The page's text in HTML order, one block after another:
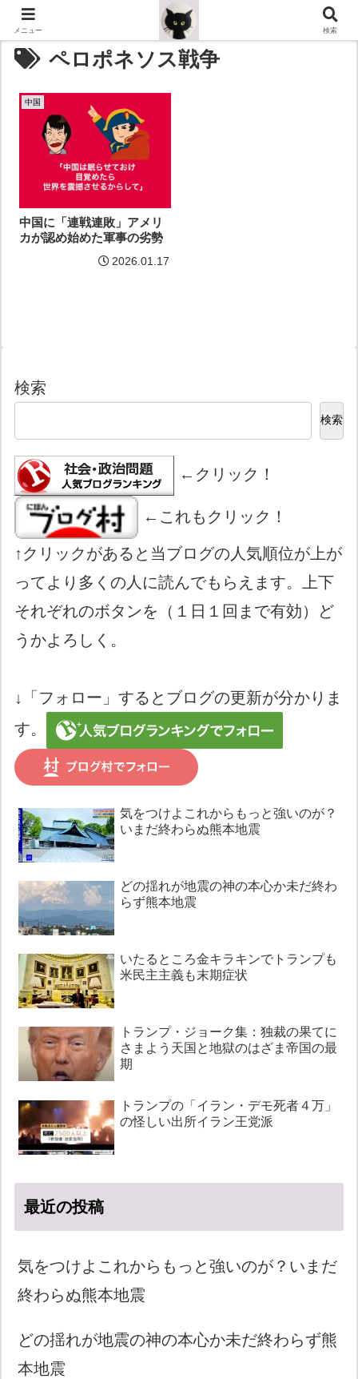
ペロポネソス戦争
中国
中国に「連戦連敗」アメリ
カが認め始めた軍事の劣勢
2026.01.17
検索
検索
←クリック！
←これもクリック！
↑クリックがあると当ブログの人気順位が上が
ってより多くの人に読んでもらえます。上下
それぞれのボタンを（１日１回まで有効）ど
うかよろしく。
↓「フォロー」するとブログの更新が分かりま
す。
気をつけよこれからもっと強いのが？
いまだ終わらぬ熊本地震
どの揺れが地震の神の本心か未だ終わ
らず熊本地震
いたるところ金キラキンでトランプも
米民主主義も末期症状
トランプ・ジョーク集：独裁の果てに
さまよう天国と地獄のはざま帝国の最
期
トランプの「イラン・デモ死者４万」
の怪しい出所イラン王党派
最近の投稿
気をつけよこれからもっと強いのが？いまだ
終わらぬ熊本地震
どの揺れが地震の神の本心か未だ終わらず熊
本地震
メニュー 検索